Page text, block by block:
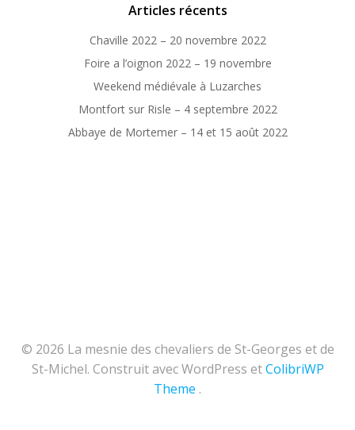
Articles récents
Chaville 2022 – 20 novembre 2022
Foire a l’oignon 2022 – 19 novembre
Weekend médiévale à Luzarches
Montfort sur Risle – 4 septembre 2022
Abbaye de Mortemer – 14 et 15 août 2022
© 2026 La mesnie des chevaliers de St-Georges et de
St-Michel. Construit avec WordPress etColibriWP
Theme .